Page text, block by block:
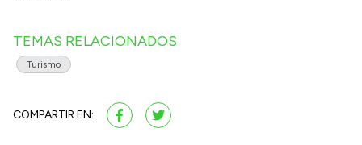
TEMAS RELACIONADOS
Turismo
COMPARTIR EN: